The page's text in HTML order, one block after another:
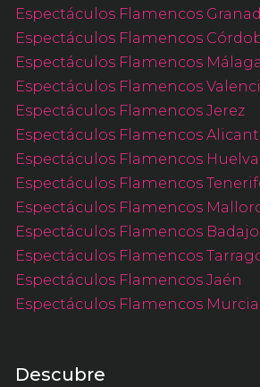
Espectáculos Flamencos
Espectáculos Flamencos
Espectáculos Flamencos Málaga
Espectáculos Flamencos
Espectáculos Flamencos Jerez
Espectáculos Flamencos
Espectáculos Flamencos Huelva
Espectáculos Flamencos
Espectáculos Flamencos
Espectáculos Flamencos
Espectáculos Flamencos
Espectáculos Flamencos Jaén
Espectáculos Flamencos Murcia
Descubre